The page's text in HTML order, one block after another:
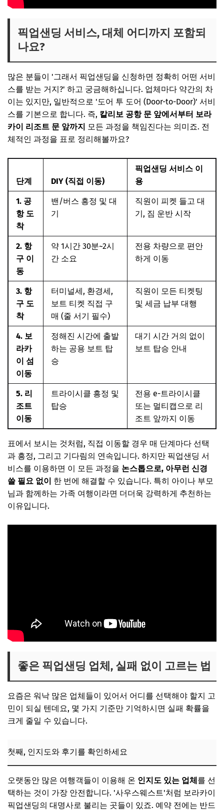
픽업샌딩 서비스, 대체 어디까지 포함되
나요?
많은 분들이 '그래서 픽업샌딩을 신청하면 정확히 어떤 서비
스를 받는 거지?' 하고 궁금해하십니다. 업체마다 약간의 차
이는 있지만, 일반적으로 '도어 투 도어 (Door-to-Door)' 서비
스를 기본으로 합니다. 즉, 칼리보 공항 문 앞에서부터 보라
카이 리조트 문 앞까지 모든 과정을 책임진다는 의미죠. 전
체적인 과정을 표로 정리해볼까요?
단계 DIY (직접 이동)
픽업샌딩 서비스 이
용
1. 공
항 도
착
밴/버스 흥정 및 대
기
직원이 피켓 들고 대
기, 짐 운반 시작
2. 항
구 이
동
약 1시간 30분~2시
간 소요
전용 차량으로 편안
하게 이동
3. 항
구 도
착
터미널세, 환경세,
보트 티켓 직접 구
매 (줄 서기 필수)
직원이 모든 티켓팅
및 세금 납부 대행
4. 보
라카
이 섬
이동
정해진 시간에 출발
하는 공용 보트 탑
승
대기 시간 거의 없이
보트 탑승 안내
5. 리
조트
이동
트라이시클 흥정 및
탑승
전용 e-트라이시클
또는 멀티캡으로 리
조트 앞까지 이동
표에서 보시는 것처럼, 직접 이동할 경우 매 단계마다 선택
과 흥정, 그리고 기다림의 연속입니다. 하지만 픽업샌딩 서
비스를 이용하면 이 모든 과정을 논스톱으로, 아무런 신경
쓸 필요 없이 한 번에 해결할 수 있습니다. 특히 아이나 부모
님과 함께하는 가족 여행이라면 더더욱 강력하게 추천하는
이유입니다.
좋은 픽업샌딩 업체, 실패 없이 고르는 법
요즘은 워낙 많은 업체들이 있어서 어디를 선택해야 할지 고
민이 되실 텐데요, 몇 가지 기준만 기억하시면 실패 확률을
크게 줄일 수 있습니다.
첫째, 인지도와 후기를 확인하세요
오랫동안 많은 여행객들이 이용해 온 인지도 있는 업체를 선
택하는 것이 가장 안전합니다. '사우스웨스트'처럼 보라카이
픽업샌딩의 대명사로 불리는 곳들이 있죠. 예약 전에는 반드